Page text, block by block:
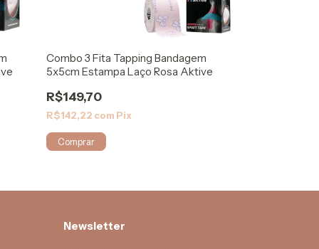
Combo 3 Fita Tapping Bandagem
5x5cm Estampa Laço Rosa Aktive
R$149,70
R$142,22 com Pix
Newsletter